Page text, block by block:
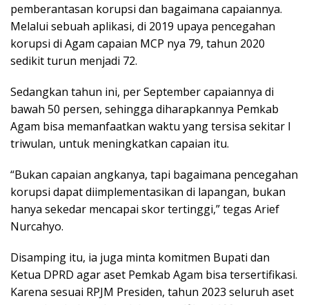
pemberantasan korupsi dan bagaimana capaiannya.
Melalui sebuah aplikasi, di 2019 upaya pencegahan
korupsi di Agam capaian MCP nya 79, tahun 2020
sedikit turun menjadi 72.
Sedangkan tahun ini, per September capaiannya di
bawah 50 persen, sehingga diharapkannya Pemkab
Agam bisa memanfaatkan waktu yang tersisa sekitar I
triwulan, untuk meningkatkan capaian itu.
“Bukan capaian angkanya, tapi bagaimana pencegahan
korupsi dapat diimplementasikan di lapangan, bukan
hanya sekedar mencapai skor tertinggi,” tegas Arief
Nurcahyo.
Disamping itu, ia juga minta komitmen Bupati dan
Ketua DPRD agar aset Pemkab Agam bisa tersertifikasi.
Karena sesuai RPJM Presiden, tahun 2023 seluruh aset